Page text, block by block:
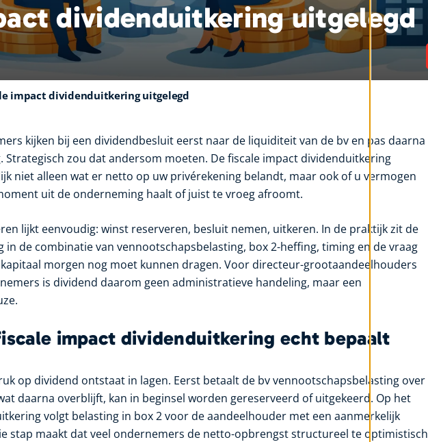
dividenduitkering uitgelegd
impact dividenduitkering uitgelegd
kijken bij een dividendbesluit eerst naar de liquiditeit van de bv en pas daarna
Strategisch zou dat andersom moeten. De fiscale impact dividenduitkering
niet alleen wat er netto op uw privérekening belandt, maar ook of u vermogen
uit de onderneming haalt of juist te vroeg afroomt.
lijkt eenvoudig: winst reserveren, besluit nemen, uitkeren. In de praktijk zit de
in de combinatie van vennootschapsbelasting, box 2-heffing, timing en de vraag
morgen nog moet kunnen dragen. Voor directeur-grootaandeelhouders
is dividend daarom geen administratieve handeling, maar een
impact dividenduitkering echt bepaalt
op dividend ontstaat in lagen. Eerst betaalt de bv vennootschapsbelasting over
daarna overblijft, kan in beginsel worden gereserveerd of uitgekeerd. Op het
volgt belasting in box 2 voor de aandeelhouder met een aanmerkelijk
stap maakt dat veel ondernemers de netto-opbrengst structureel te optimistisch